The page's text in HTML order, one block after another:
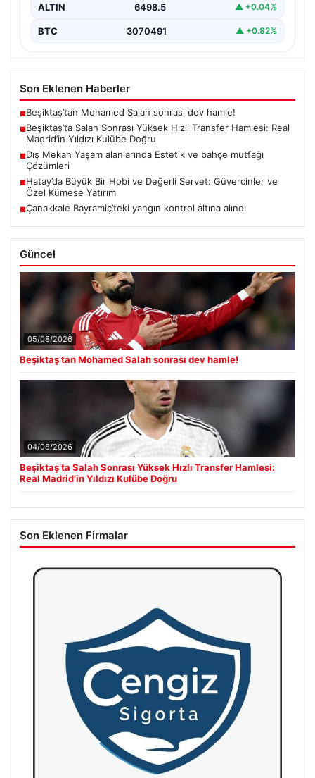
ALTIN 6498.5 ▲ +0.04%
BTC 3070491 ▲ +0.82%
Son Eklenen Haberler
■Beşiktaş’tan Mohamed Salah sonrası dev hamle!
■Beşiktaş’ta Salah Sonrası Yüksek Hızlı Transfer Hamlesi: Real
Madrid’in Yıldızı Kulübe Doğru
■Dış Mekan Yaşam alanlarında Estetik ve bahçe mutfağı
Çözümleri
■Hatay’da Büyük Bir Hobi ve Değerli Servet: Güvercinler ve
Özel Kümese Yatırım
■Çanakkale Bayramiç’teki yangın kontrol altına alındı
Güncel
05/08/2026
Beşiktaş’tan Mohamed Salah sonrası dev hamle!
04/08/2026
Beşiktaş’ta Salah Sonrası Yüksek Hızlı Transfer Hamlesi:
Real Madrid’in Yıldızı Kulübe Doğru
Son Eklenen Firmalar